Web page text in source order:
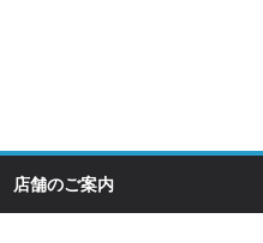
店舗のご案内